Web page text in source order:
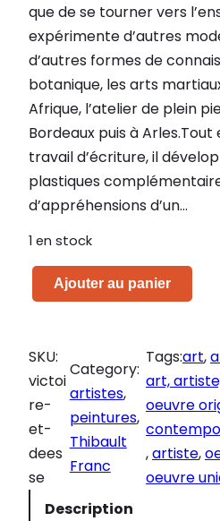
que de se tourner vers
expérimente d’autres
d’autres formes de
botanique, les arts
Afrique, l’atelier de plein
Bordeaux puis à
travail d’écriture, il
plastiques
d’appréhensions d’un…
1 en stock
u
n
t
i
t
é
d
e
Ajouter au panier
SKU:
victoi
re-
et-
dees
se
Category:
artistes,
peintures,
Thibault
Franc
Tags:art,
art,
oeuvre
, artiste,
oeuvre
Description